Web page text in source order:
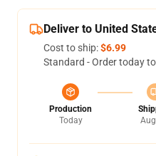
Deliver to United
Cost to ship:$6.99
Standard - Order today
Production
Today